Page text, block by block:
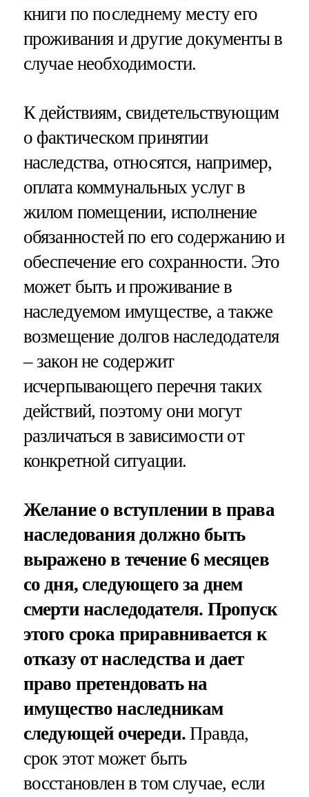
книги по последнему месту его
проживания и другие документы в
случае необходимости.
К действиям, свидетельствующим
о фактическом принятии
наследства, относятся, например,
оплата коммунальных услуг в
жилом помещении, исполнение
обязанностей по его содержанию и
обеспечение его сохранности. Это
может быть и проживание в
наследуемом имуществе, а также
возмещение долгов наследодателя
– закон не содержит
исчерпывающего перечня таких
действий, поэтому они могут
различаться в зависимости от
конкретной ситуации.
Желание о вступлении в права
наследования должно быть
выражено в течение 6 месяцев
со дня, следующего за днем
смерти наследодателя. Пропуск
этого срока приравнивается к
отказу от наследства и дает
право претендовать на
имущество наследникам
следующей очереди.Правда,
срок этот может быть
восстановлен в том случае, если